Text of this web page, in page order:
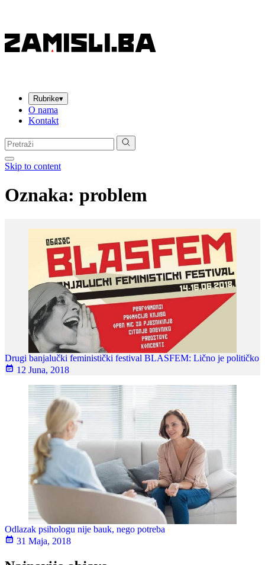
Rubrike▾
O nama
Kontakt
Pretraga:
Skip to content
Oznaka: problem
Drugi banjalučki feministički festival BLASFEM: Lično je političko
12 Juna, 2018
Odlazak psihologu nije bauk, nego potreba
31 Maja, 2018